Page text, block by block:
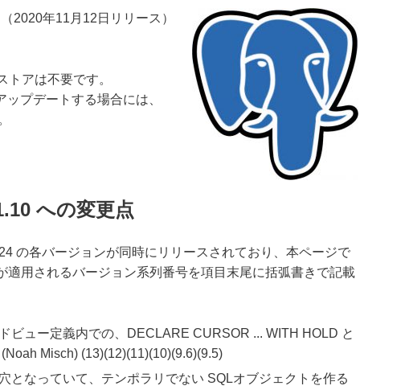
2020年11月12日リリース）
トアは不要です。
プデートする場合には、
への変更点
の各バージョンが同時にリリースされており、本ページで
適用されるバージョン系列番号を項目末尾に括弧書きで記載
ビュー定義内での、DECLARE CURSOR ... WITH HOLD と
Misch) (13)(12)(11)(10)(9.6)(9.5)
となっていて、テンポラリでない SQLオブジェクトを作る